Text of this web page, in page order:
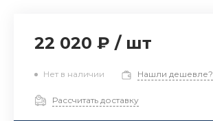
22 020 ₽ / шт
Нет в наличии Нашли дешевле?
Рассчитать доставку